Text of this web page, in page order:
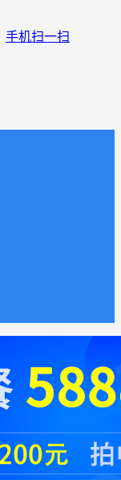
手机扫一扫